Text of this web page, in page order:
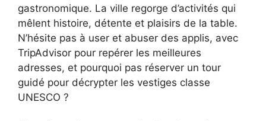
gastronomique. La ville regorge d’activités qui
mêlent histoire, détente et plaisirs de la table.
N’hésite pas à user et abuser des applis, avec
TripAdvisor pour repérer les meilleures
adresses, et pourquoi pas réserver un tour
guidé pour décrypter les vestiges classe
UNESCO ?